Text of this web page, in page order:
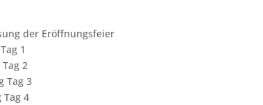
der Eröffnungsfeier
1
2
Tag 3
Tag 4